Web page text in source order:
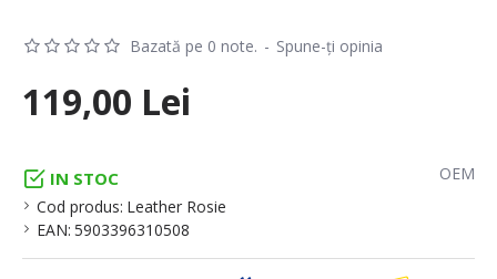
IN STOC
Cod produs: Leather Rosie
EAN: 5903396310508
OEM
Bazată pe 0 note. - Spune-ţi opinia
119,00 Lei